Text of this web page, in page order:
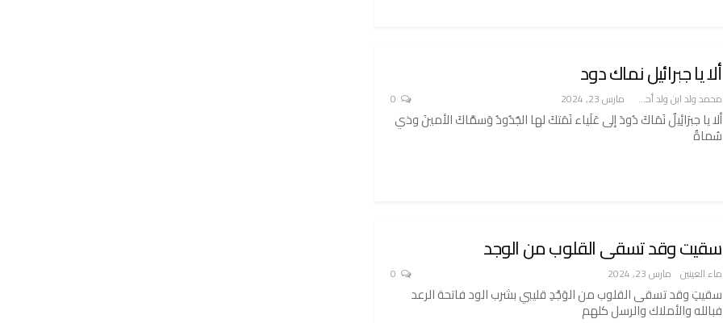
ألا يا جبرائيل نماك دود
محمد ولد ابن ولد أحميدا مارس 23, 2024
ألا يا جبرَائِيلٌ نَمَاكَ دُودَ إلى عَلَياء نَمَتكَ لها الجُدُودُ وَسمَّاكَ الأمينَ وذي
سُماةٌ
سقيت وقد تسقى القلوب من الوجد
ماء العينين مارس 23, 2024
سقيتِ وقد تسقى القلوب من الوَجْدِ قليبي بشرب الود فاتحة الرعد
فبالله والأملاك والرسل كلهم